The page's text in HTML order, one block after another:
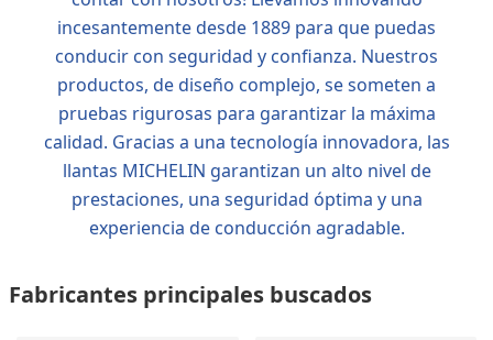
incesantemente desde 1889 para que puedas
conducir con seguridad y confianza. Nuestros
productos, de diseño complejo, se someten a
pruebas rigurosas para garantizar la máxima
calidad. Gracias a una tecnología innovadora, las
llantas MICHELIN garantizan un alto nivel de
prestaciones, una seguridad óptima y una
experiencia de conducción agradable.
Fabricantes principales buscados